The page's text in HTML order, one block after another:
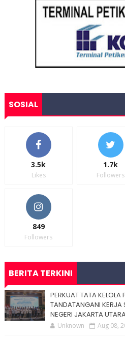
SOSIAL
3.5k
Likes
1.7k
Followers
849
Followers
BERITA TERKINI
PERKUAT TATA KELOLA
TANDATANGANI
NEGERI JAKARTA
Unknown Aug 08,